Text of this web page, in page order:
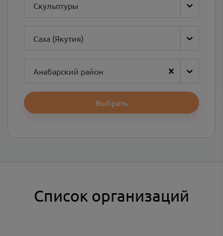
Скульптуры
Саха (Якутия)
Анабарский район
Выбрать
Список организаций